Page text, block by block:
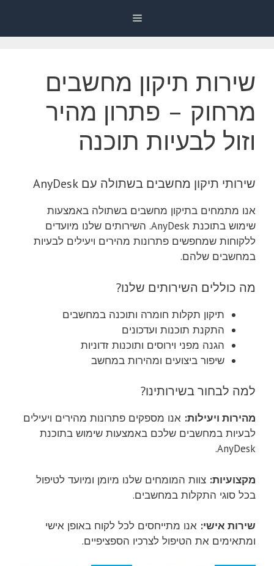
Menu
שירות תיקון מחשבים
מרחוק – פתרון מהיר
וזול לבעיות תוכנה
שירותי תיקון מחשבים בשתולה עם AnyDesk
אנו מתמחים בתיקון מחשבים בשתולה באמצעות
שימוש בתוכנת AnyDesk. השירותים שלנו מיועדים
ללקוחות שמחפשים פתרונות מהירים ויעילים לבעיות
במחשבים שלהם.
מה כוללים השירותים שלנו?
תיקון תקלות חומרה ותוכנה במחשבים
התקנת תוכנות ועדכונים
הגנה מפני וירוסים ותוכנות זדוניות
שיפור ביצועים ומהירות במחשב
למה לבחור בשירותינו?
מהירות ויעילות: אנו מספקים פתרונות מהירים ויעילים
לבעיות במחשבים שלכם באמצעות שימוש בתוכנת
AnyDesk.
מקצועיות: צוות המומחים שלנו מיומן ומיועד לטיפול
בכל סוגי התקלות במחשבים.
שירות אישי: אנו מתייחסים לכל לקוח באופן אישי
ומתאימים את הטיפול לצרכיו הספציפיים.